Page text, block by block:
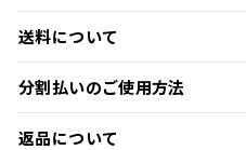
送料について
分割払いのご使用方法
返品について